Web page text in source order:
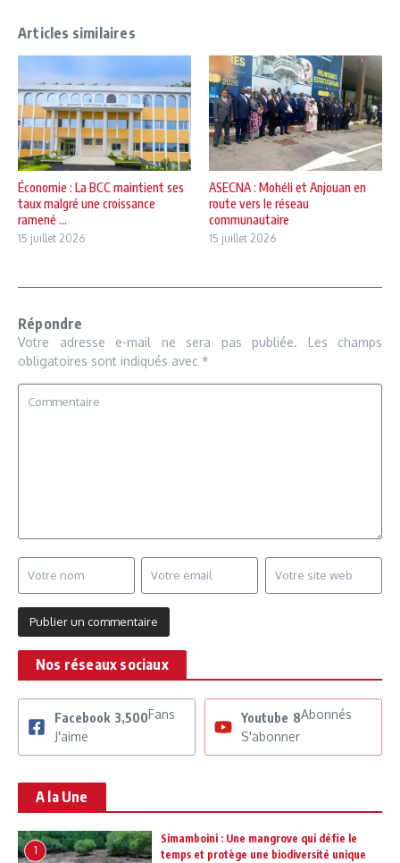
Articles similaires
Économie : La BCC maintient ses
taux malgré une croissance
ramené ...
15 juillet 2026
ASECNA : Mohéli et Anjouan en
route vers le réseau
communautaire
15 juillet 2026
Répondre
Votre adresse e-mail ne sera pas publiée.
Les champs
obligatoires sont indiqués avec *
Nos réseaux sociaux
Facebook 3,500Fans
J'aime
Youtube 8Abonnés
S'abonner
A la Une
1
Simamboini : Une mangrove qui défie le
temps et protège une biodiversité unique